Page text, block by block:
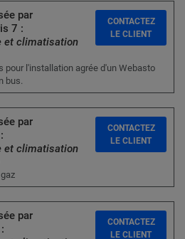
par
7 :
et climatisation
pour l'installation agrée d'un Webasto
bus.
CONTACTEZ
LE CLIENT
par
et climatisation
CONTACTEZ
LE CLIENT
par
CONTACTEZ
LE CLIENT